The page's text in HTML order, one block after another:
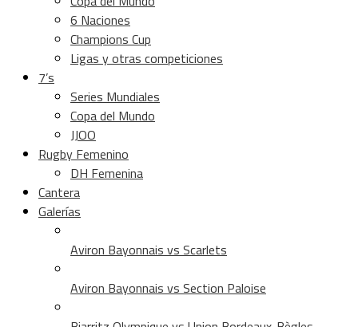
6 Naciones
Champions Cup
Ligas y otras competiciones
7’s
Series Mundiales
Copa del Mundo
JJOO
Rugby Femenino
DH Femenina
Cantera
Galerías
Aviron Bayonnais vs Scarlets
Aviron Bayonnais vs Section Paloise